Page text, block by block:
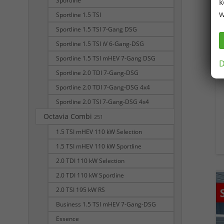
Sportline 1.5 TSI
Sportline 1.5 TSI 7-Gang DSG
Sportline 1.5 TSI iV 6-Gang-DSG
Sportline 1.5 TSI mHEV 7-Gang DSG
Sportline 2.0 TDI 7-Gang-DSG
Sportline 2.0 TDI 7-Gang-DSG 4x4
Sportline 2.0 TSI 7-Gang-DSG 4x4
Octavia Combi 251
1.5 TSI mHEV 110 kW Selection
1.5 TSI mHEV 110 kW Sportline
2.0 TDI 110 kW Selection
2.0 TDI 110 kW Sportline
2.0 TSI 195 kW RS
Business 1.5 TSI mHEV 7-Gang-DSG
Essence